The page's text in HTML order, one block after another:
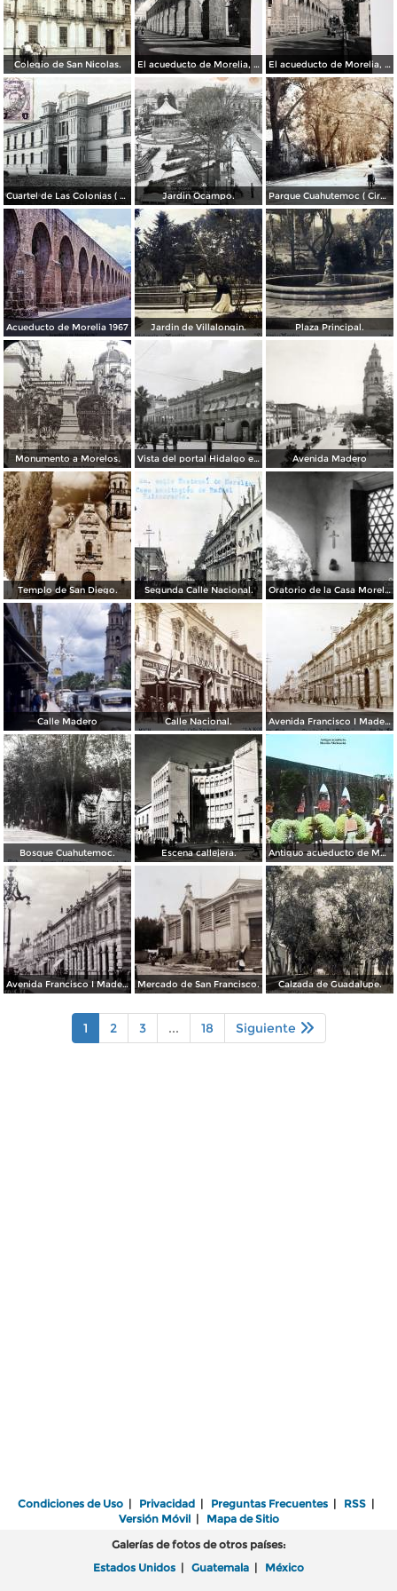
Colegio de San Nicolas. El acueducto de Morelia, Michoacán El acueducto de Morelia, Michoacán
Cuartel de Las Colonias ( Circulada el 1 de Abril de 1921 ). Jardin Ocampo. Parque Cuahutemoc ( Circulada el 24 de Junio de 1938 ).
Acueducto de Morelia 1967 Jardin de Villalongin. Plaza Principal.
Monumento a Morelos. Vista del portal Hidalgo en Morelia Michoacán ( Circulada el 6 de Abril de 1957 ). Avenida Madero
Templo de San Diego. Segunda Calle Nacional. Oratorio de la Casa Morelos
Calle Madero Calle Nacional. Avenida Francisco I Madero.
Bosque Cuahutemoc. Escena callejera. Antiguo acueducto de Morelia Michoacán.
Avenida Francisco I Madero. Mercado de San Francisco. Calzada de Guadalupe.
1 2 3 ... 18 Siguiente
Condiciones de Uso | Privacidad | Preguntas Frecuentes | RSS |
Versión Móvil| Mapa de Sitio
Galerías de fotos de otros países:
Estados Unidos | Guatemala | México